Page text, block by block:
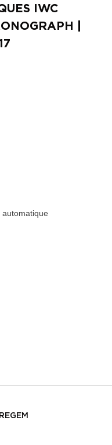
IWC
automatique